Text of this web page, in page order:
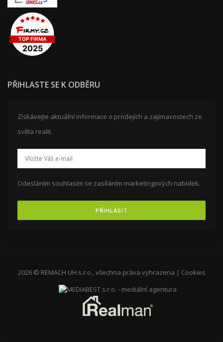
PŘIHLASTE SE K ODBĚRU
Získávejte aktuální informace o prodejích a zajímavostech ze
světa realit.
Odesláním souhlasím se zasíláním marketingových nabídek.
PŘIHLÁSIT
2026 © REMACH UH s.r.o., všechna práva vyhrazena | Cookies